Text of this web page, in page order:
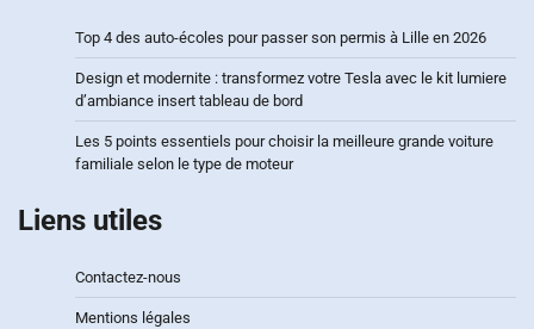
Top 4 des auto-écoles pour passer son permis à Lille en 2026
Design et modernite : transformez votre Tesla avec le kit lumiere
d’ambiance insert tableau de bord
Les 5 points essentiels pour choisir la meilleure grande voiture
familiale selon le type de moteur
Liens utiles
Contactez-nous
Mentions légales